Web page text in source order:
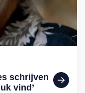
schrijven
vind’